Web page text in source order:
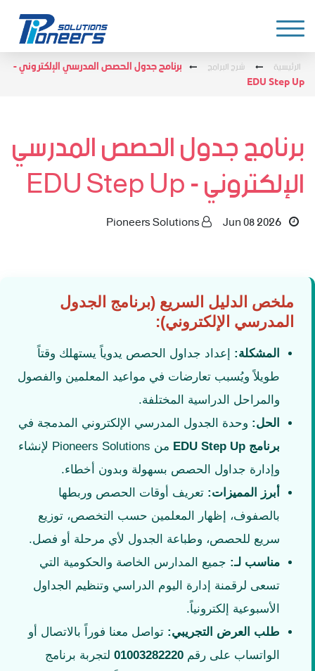
الرئيسية شرح البرامج
برنامج جدول الحصص المدرسي الإلكتروني -
EDU Step Up
برنامج جدول الحصص المدرسي
الإلكتروني - EDU Step Up
Jun 08 2026
Pioneers Solutions
ملخص الدليل السريع (برنامج الجدول
المدرسي الإلكتروني):
المشكلة: إعداد جداول الحصص يدوياً يستهلك وقتاً
طويلاً ويُسبب تعارضات في مواعيد المعلمين والفصول
والمراحل الدراسية المختلفة.
الحل: وحدة الجدول المدرسي الإلكتروني المدمجة في
برنامج EDU Step Up
من Pioneers Solutions لإنشاء
وإدارة جداول الحصص بسهولة وبدون أخطاء.
أبرز المميزات: تعريف أوقات الحصص وربطها
بالصفوف، إظهار المعلمين حسب التخصص، توزيع
سريع للحصص، وطباعة الجدول لأي مرحلة أو فصل.
مناسب لـ: جميع المدارس الخاصة والحكومية التي
تسعى لرقمنة إدارة اليوم الدراسي وتنظيم الجداول
الأسبوعية إلكترونياً.
طلب العرض التجريبي: تواصل معنا فوراً بالاتصال أو
الواتساب على رقم 01003282220 لتجربة برنامج